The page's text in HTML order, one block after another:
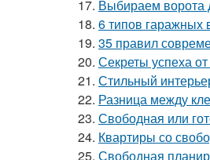
17. Выбираем ворота
18. 6 типов гаражных
19. 35 правил
20. Секреты успеха
21. Стильный
22. Разница между
23. Свободная или
24. Квартиры со
25. Свободная